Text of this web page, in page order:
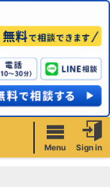
Menu Sign in